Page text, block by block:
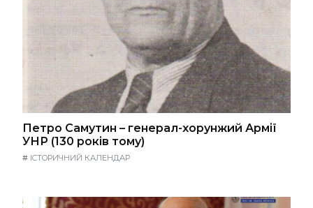
Петро Самутин – генерал-хорунжий Армії
УНР (130 років тому)
# ІСТОРИЧНИЙ КАЛЕНДАР